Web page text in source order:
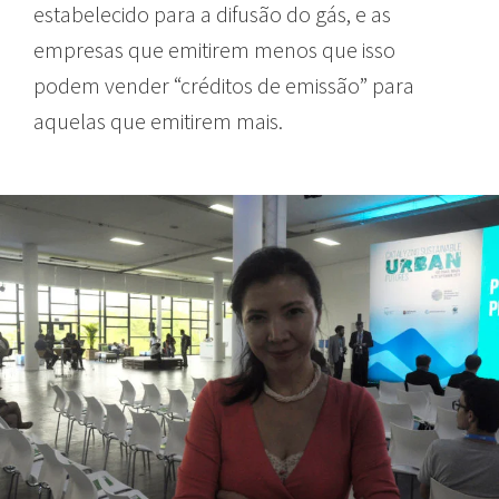
estabelecido para a difusão do gás, e as
empresas que emitirem menos que isso
podem vender “créditos de emissão” para
aquelas que emitirem mais.